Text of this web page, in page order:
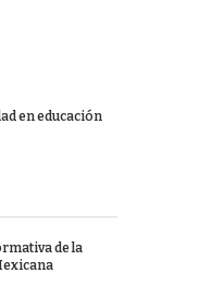
en educación
de la